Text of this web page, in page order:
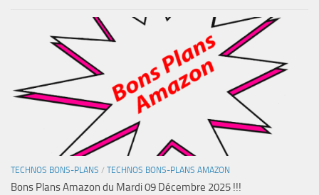
TECHNOS BONS-PLANS / TECHNOS BONS-PLANS AMAZON
Bons Plans Amazon du Mardi 09 Décembre 2025 !!!